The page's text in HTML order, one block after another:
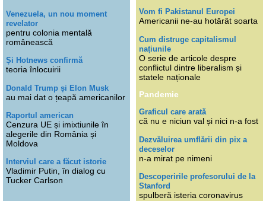
Venezuela, un nou moment
revelator
pentru colonia mentală
românească
Și Hotnews confirmă
teoria înlocuirii
Donald Trump și Elon Musk
au mai dat o țeapă americanilor
Raportul american
Cenzura UE și imixtiunile în
alegerile din România și
Moldova
Interviul care a făcut istorie
Vladimir Putin, în dialog cu
Tucker Carlson
Vom fi Pakistanul Europei
Americanii ne-au hotărât soarta
Cum distruge capitalismul
națiunile
O serie de articole despre
conflictul dintre liberalism și
statele naționale
Pandemie
Graficul care arată
că nu e niciun val și nici n-a fost
Dezvăluirea umflării din pix a
deceselor
n-a mirat pe nimeni
Descoperirile profesorului de la
Stanford
spulberă isteria coronavirus